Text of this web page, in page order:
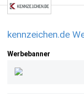
kennzeichen.de
Werbebanner